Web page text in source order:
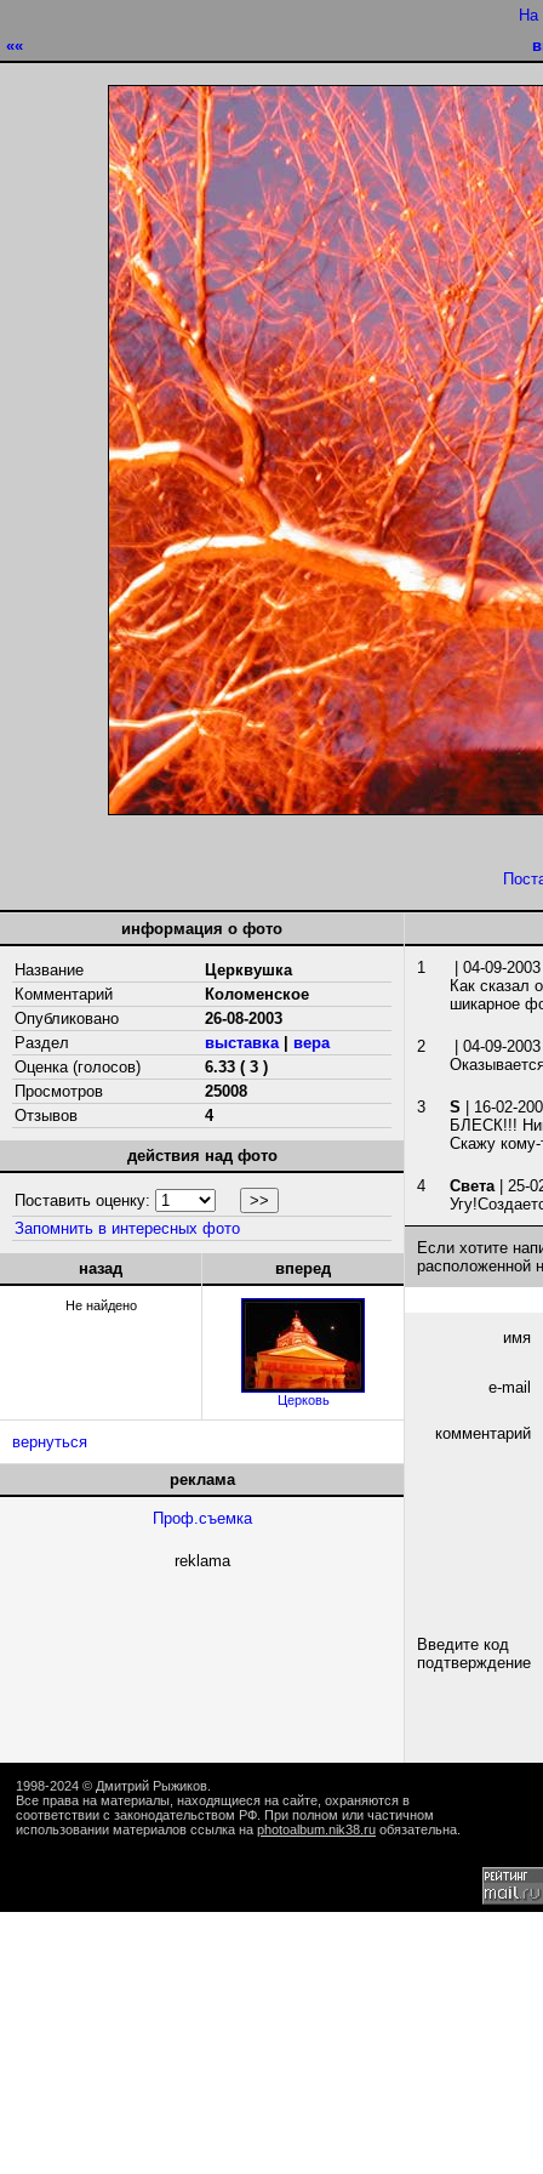
На
««
информация о фото
Название
Церквушка
Комментарий
Коломенское
Опубликовано
26-08-2003
Раздел
выставка| вера
Оценка (голосов)
6.33 ( 3 )
Просмотров
25008
Отзывов
4
действия над фото
Поставить оценку:
Запомнить в интересных фото
назад
Не найдено
вперед
Церковь
вернуться
реклама
Проф.съемка
reklama
1
| 04-09-
Как сказал
шикарное
2
| 04-09-
3 S | 16-02-
БЛЕСК!!!
Скажу кому-
4 Света| 25-
Если хотите
расположенной
имя
e-mail
комментарий
Введите код
подтверждение
1998-2024 © Дмитрий Рыжиков
Все права на материалы, находящиеся на сайте, охраняются в
соответствии с законодательством РФ. При полном или частичном
использовании материалов ссылка на photoalbum.nik38.ru обязательна.